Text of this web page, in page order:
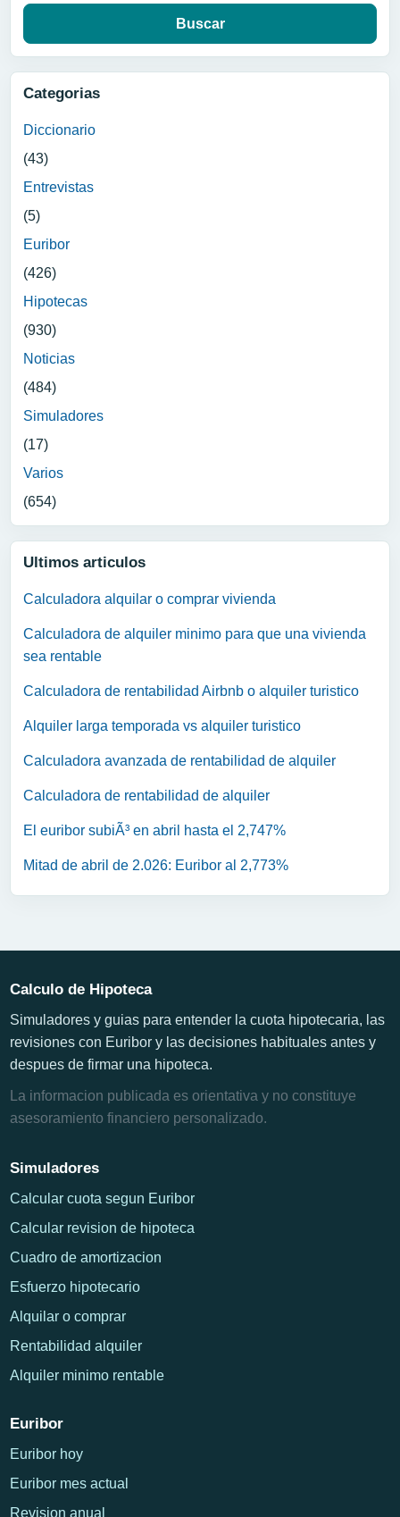
Categorias
Diccionario
(43)
Entrevistas
(5)
Euribor
(426)
Hipotecas
(930)
Noticias
(484)
Simuladores
(17)
Varios
(654)
Ultimos articulos
Calculadora alquilar o comprar vivienda
Calculadora de alquiler minimo para que una vivienda
sea rentable
Calculadora de rentabilidad Airbnb o alquiler turistico
Alquiler larga temporada vs alquiler turistico
Calculadora avanzada de rentabilidad de alquiler
Calculadora de rentabilidad de alquiler
El euribor subiÃ³ en abril hasta el 2,747%
Mitad de abril de 2.026: Euribor al 2,773%
Calculo de Hipoteca
Simuladores y guias para entender la cuota hipotecaria, las
revisiones con Euribor y las decisiones habituales antes y
despues de firmar una hipoteca.
La informacion publicada es orientativa y no constituye
asesoramiento financiero personalizado.
Simuladores
Calcular cuota segun Euribor
Calcular revision de hipoteca
Cuadro de amortizacion
Esfuerzo hipotecario
Alquilar o comprar
Rentabilidad alquiler
Alquiler minimo rentable
Euribor
Euribor hoy
Euribor mes actual
Revision anual